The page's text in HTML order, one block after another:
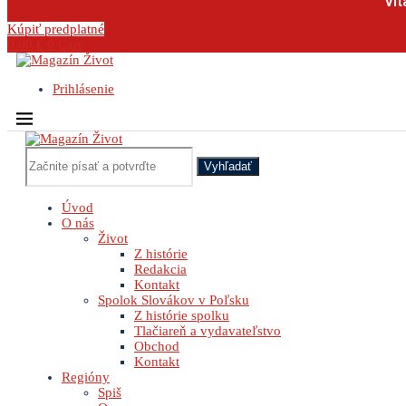
Kúpiť predplatné
Prihlásenie
Vyhľadať
Úvod
O nás
Život
Z histórie
Redakcia
Kontakt
Spolok Slovákov v Poľsku
Z histórie spolku
Tlačiareň a vydavateľstvo
Obchod
Kontakt
Regióny
Spiš